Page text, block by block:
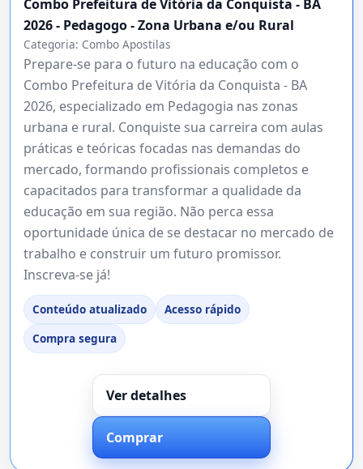
Combo Prefeitura de Vitória da Conquista - BA
2026 - Pedagogo - Zona Urbana e/ou Rural
Categoria: Combo Apostilas
Prepare-se para o futuro na educação com o
Combo Prefeitura de Vitória da Conquista - BA
2026, especializado em Pedagogia nas zonas
urbana e rural. Conquiste sua carreira com aulas
práticas e teóricas focadas nas demandas do
mercado, formando profissionais completos e
capacitados para transformar a qualidade da
educação em sua região. Não perca essa
oportunidade única de se destacar no mercado de
trabalho e construir um futuro promissor.
Inscreva-se já!
Conteúdo atualizado
Acesso rápido
Compra segura
Ver detalhes
Comprar